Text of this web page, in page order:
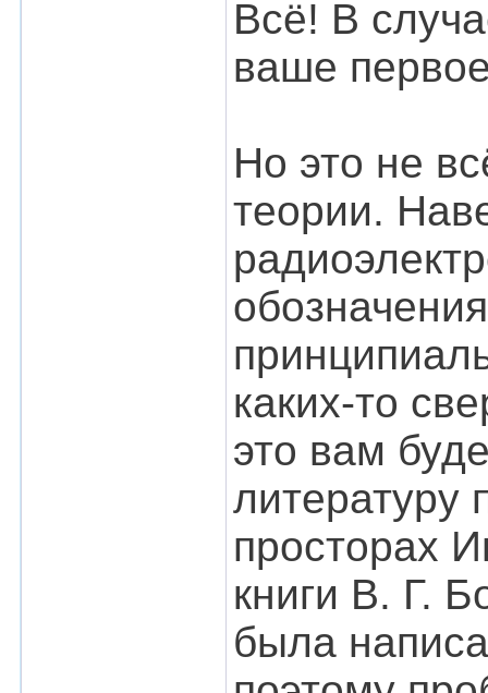
Всё! В
ваше
Но это не
теории.
каких-то
это вам
литературу
просторах
книги В. Г.
была